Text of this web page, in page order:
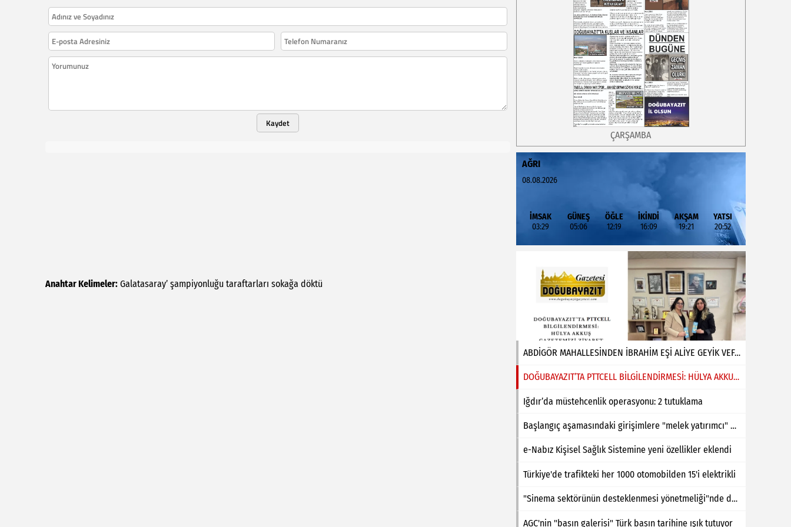
Kaydet
Anahtar Kelimeler: Galatasaray’ şampiyonluğu taraftarları sokağa döktü
ÇARŞAMBA
AĞRI
08.08.2026
İMSAK
03:29
GÜNEŞ
05:06
ÖĞLE
12:19
İKİNDİ
16:09
AKŞAM
19:21
YATSI
20:52
ABDİGÖR MAHALLESİNDEN İBRAHİM EŞİ ALİYE GEYİK VEFAT ETMİŞTİR
DOĞUBAYAZIT’TA PTTCELL BİLGİLENDİRMESİ: HÜLYA AKKUŞ GAZETEMİZİ ZİYARET ETTİ
Iğdır’da müstehcenlik operasyonu: 2 tutuklama
Başlangıç aşamasındaki girişimlere "melek yatırımcı" desteği
e-Nabız Kişisel Sağlık Sistemine yeni özellikler eklendi
Türkiye'de trafikteki her 1000 otomobilden 15'i elektrikli
"Sinema sektörünün desteklenmesi yönetmeliği"nde değişiklik yapıldı
AGC'nin "basın galerisi" Türk basın tarihine ışık tutuyor